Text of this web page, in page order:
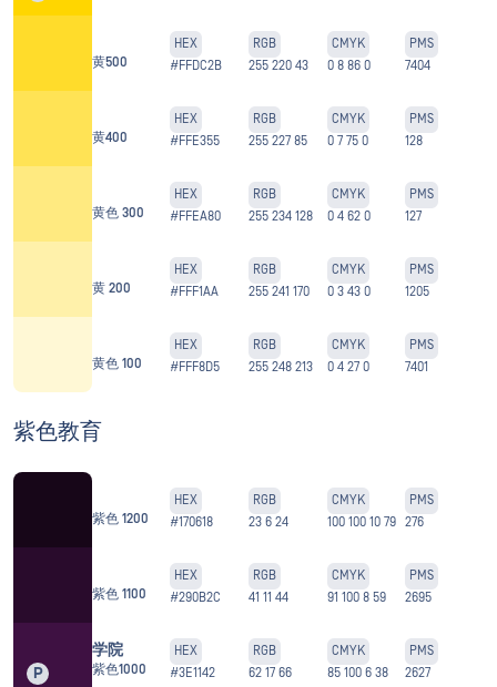
黄500
HEX
#FFDC2B
RGB
255 220 43
CMYK
0 8 86 0
PMS
7404
黄400
HEX
#FFE355
RGB
255 227 85
CMYK
0 7 75 0
PMS
128
黄色 300
HEX
#FFEA80
RGB
255 234 128
CMYK
0 4 62 0
PMS
127
黄 200
HEX
#FFF1AA
RGB
255 241 170
CMYK
0 3 43 0
PMS
1205
黄色 100
HEX
#FFF8D5
RGB
255 248 213
CMYK
0 4 27 0
PMS
7401
紫色教育
紫色 1200
HEX
#170618
RGB
23 6 24
CMYK
100 100 10 79
PMS
276
紫色 1100
HEX
#290B2C
RGB
41 11 44
CMYK
91 100 8 59
PMS
2695
P
学院
紫色1000
HEX
#3E1142
RGB
62 17 66
CMYK
85 100 6 38
PMS
2627